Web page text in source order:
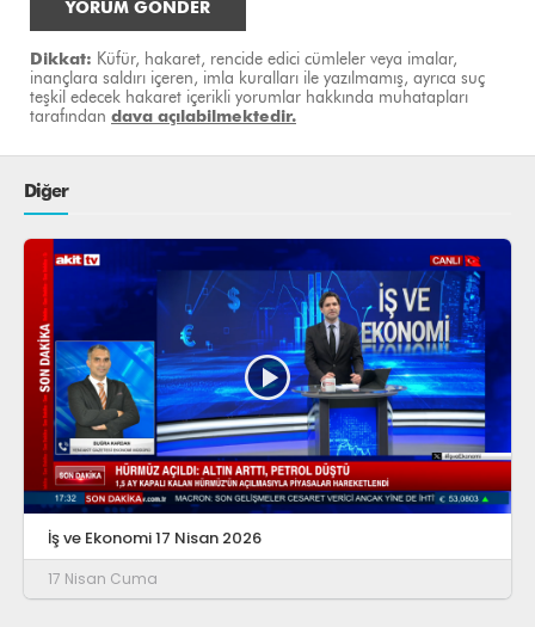
YORUM GÖNDER
Dikkat: Küfür, hakaret, rencide edici cümleler veya imalar,
inançlara saldırı içeren, imla kuralları ile yazılmamış, ayrıca suç
teşkil edecek hakaret içerikli yorumlar hakkında muhatapları
tarafından dava açılabilmektedir.
Diğer
İş ve Ekonomi 17 Nisan 2026
17 Nisan Cuma